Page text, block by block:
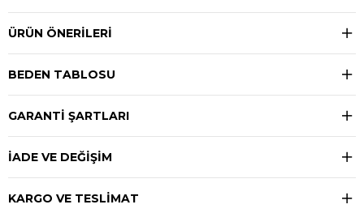
ÜRÜN ÖNERILERI
BEDEN TABLOSU
GARANTİ ŞARTLARI
İADE VE DEĞİŞİM
KARGO VE TESLİMAT